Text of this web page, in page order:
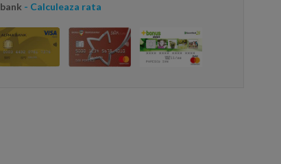
- Calculeaza rata